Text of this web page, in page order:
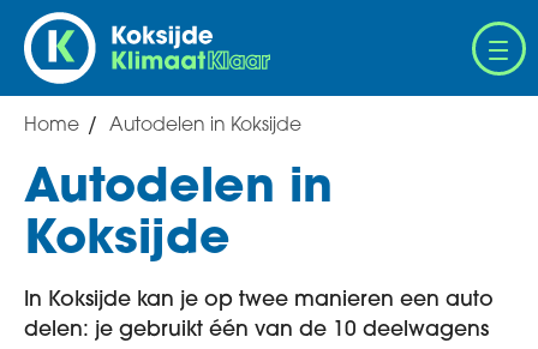
Overslaan
en
naar
inhoud
gaan
Breadcrumb
Home Autodelen in Koksijde
Autodelen in
Koksijde
In Koksijde kan je op twee manieren een auto
delen: je gebruikt één van de 10 deelwagens